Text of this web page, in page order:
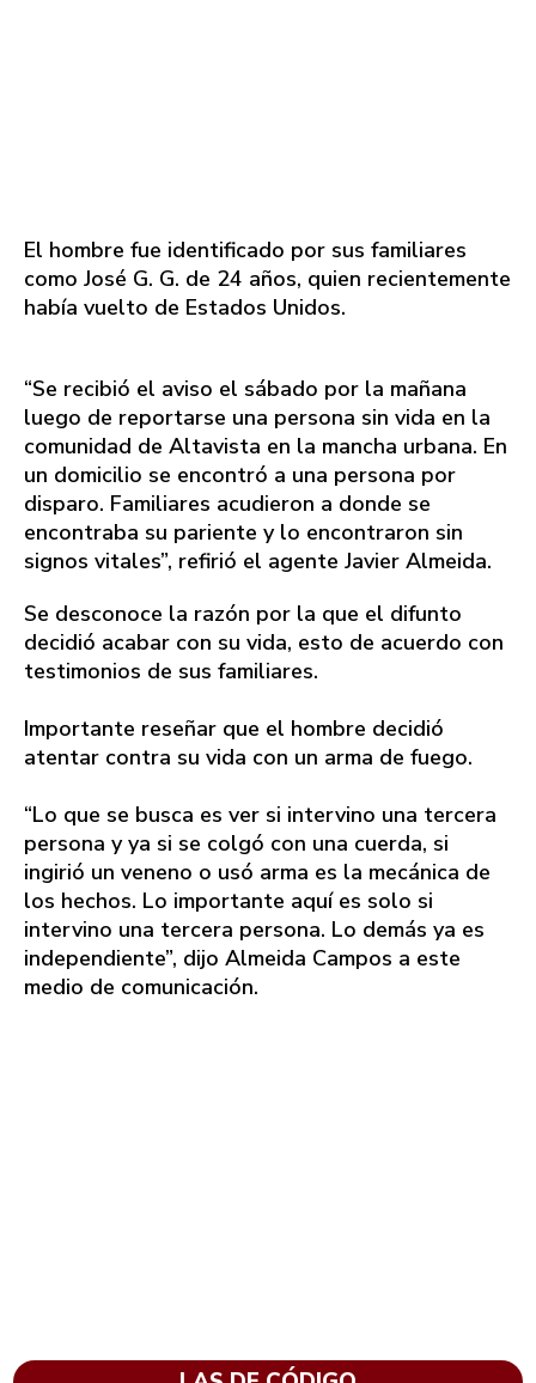
El hombre fue identificado por sus familiares
como José G. G. de 24 años, quien recientemente
había vuelto de Estados Unidos.
“Se recibió el aviso el sábado por la mañana
luego de reportarse una persona sin vida en la
comunidad de Altavista en la mancha urbana. En
un domicilio se encontró a una persona por
disparo. Familiares acudieron a donde se
encontraba su pariente y lo encontraron sin
signos vitales”, refirió el agente Javier Almeida.
Se desconoce la razón por la que el difunto
decidió acabar con su vida, esto de acuerdo con
testimonios de sus familiares.
Importante reseñar que el hombre decidió
atentar contra su vida con un arma de fuego.
“Lo que se busca es ver si intervino una tercera
persona y ya si se colgó con una cuerda, si
ingirió un veneno o usó arma es la mecánica de
los hechos. Lo importante aquí es solo si
intervino una tercera persona. Lo demás ya es
independiente”, dijo Almeida Campos a este
medio de comunicación.